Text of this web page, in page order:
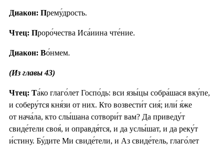
Диакон: Прему́дрость.
Чтец: Проро́чества Иса́иина чте́ние.
Диакон: Во́нмем.
(Из главы 43)
Чтец: Та́ко глаго́лет Госпо́дь: вси язы́цы собра́шася вку́пе,
и соберу́тся кня́зи от них. Кто возвести́т сия́; или́ я́же
от нача́ла, кто слы́шана сотвори́т вам? Да приведу́т
свиде́тели своя́, и оправдя́тся, и да услы́шат, и да реку́т
и́стину. Бу́дите Ми свиде́тели, и Аз свиде́тель, глаго́лет